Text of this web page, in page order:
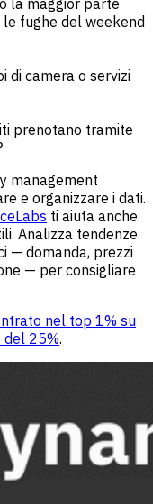
la maggior parte
fughe del weekend
di camera o servizi
prenotano tramite
management
e organizzare i dati.
ti aiuta anche
Analizza tendenze
— domanda, prezzi
— per consigliare
nel top 1% su
del 25%.